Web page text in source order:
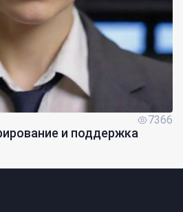
7366
и поддержка